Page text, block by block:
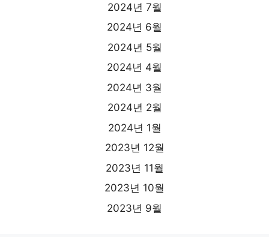
2024년 7월
2024년 6월
2024년 5월
2024년 4월
2024년 3월
2024년 2월
2024년 1월
2023년 12월
2023년 11월
2023년 10월
2023년 9월